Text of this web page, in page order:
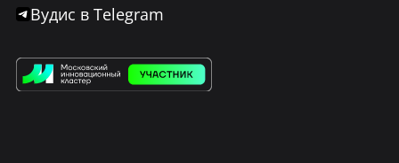
Вудис в Telegram